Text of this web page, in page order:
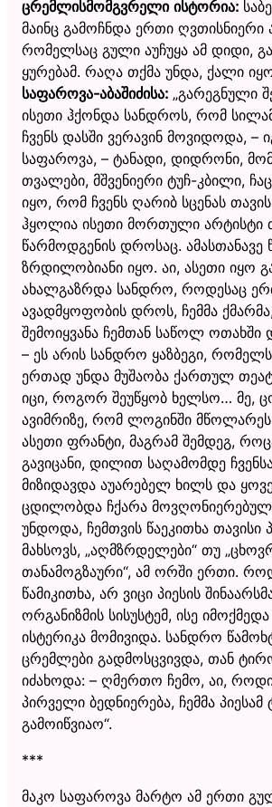
ცრემლისმომგვრელი ისტორია:
მაინც გამოჩნდა ერთი ღვთისნიერი
რომელსაც გული აუჩუყა ამ დიდი,
ყურებამ. რაღა თქმა უნდა, ქალი
საფაროვა-აბაშიძისა: „გარეგნული
ისეთი ჰქონდა სანდროს, რომ
ჩვენს დასში ვერავინ მოვიდოდა, –
საფაროვა, – ტანადი, დიდრონი,
თვალები, მშვენიერი ტუჩ-კბილი,
იყო, რომ ჩვენს ღარიბ სცენას
ჰყოლია ისეთი მორთული არტისტი
წარმოდგენის დროსაც. ამასთანავე
ზრდილობიანი იყო. აი, ასეთი იყო
ახალგაზრდა სანდრო, როდესაც
ავადმყოფობის დროს, ჩემმა ქმარმა,
შემოიყვანა ჩემთან საწოლ ოთახში
– ეს არის სანდრო ყაზბეგი,
ერთად უნდა მუშაობა ქართულ
იცი, როგორ შეუწყობ ხელსო… მე,
ავიმრიზე, რომ ლოგინში მწოლარეს
ასეთი ფრანტი, მაგრამ შემდეგ,
გავიცანი, დილით საღამომდე
მიზიდავდა აუარებელ ხილს და
ცდილობდა ჩქარა
უნდოდა, ჩემთვის წაეკითხა თავისი
მახსოვს, „აღმზრდელები“ თუ
თანამოგზაური“, ამ ორში ერთი.
წამიკითხა, არ ვიცი პიესის
ორგანიზმის სისუსტემ, ისე
ისტერიკა მომივიდა. სანდრო
ცრემლები გადმოსცვივდა, თან
იძახოდა: – ღმერთო ჩემო, აი,
პირველი ბედნიერება, ჩემმა
გამოიწვიაო“.
***
მაკო საფაროვა მარტო ამ ერთი